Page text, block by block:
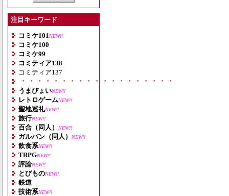
注目キーワード
コミケ101 NEW!!
コミケ100
コミケ99
コミティア138
コミティア137
・・・・・・・・・・・・・・・・・・・
うまぴょいNEW!!
レトロゲームNEW!!
聖地巡礼NEW!!
旅行NEW!!
百合（同人） NEW!!
ガルパン（同人） NEW!!
飲食系NEW!!
TRPGNEW!!
評論NEW!!
とびものNEW!!
鉄道
技術系NEW!!